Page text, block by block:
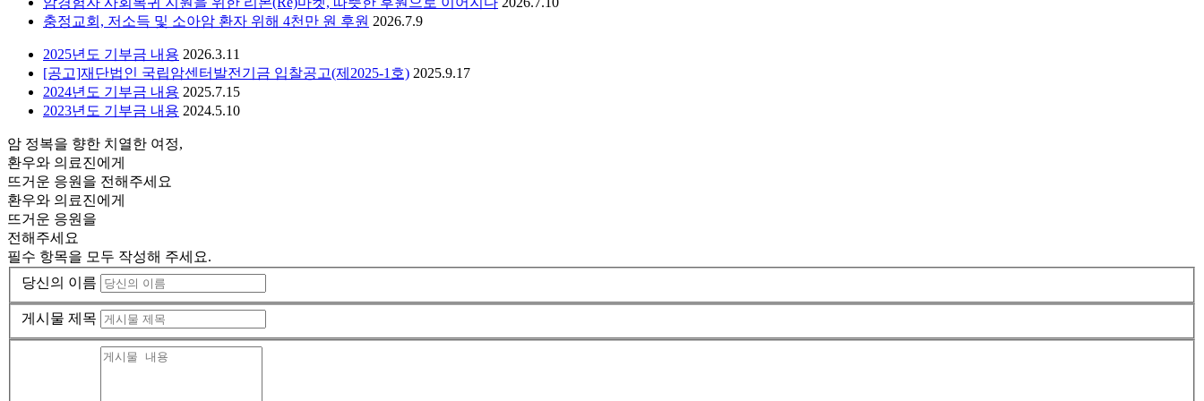
충정교회, 저소득 및 소아암 환자 위해 4천만 원 후원 2026.7.9
2025년도 기부금 내용 2026.3.11
[공고]재단법인 국립암센터발전기금 입찰공고(제2025-1호) 2025.9.17
2024년도 기부금 내용 2025.7.15
2023년도 기부금 내용 2024.5.10
암 정복을 향한 치열한 여정,
환우와 의료진에게
뜨거운 응원을 전해주세요
환우와 의료진에게
뜨거운 응원을
전해주세요
필수 항목을 모두 작성해 주세요.
당신의 이름
게시물 제목